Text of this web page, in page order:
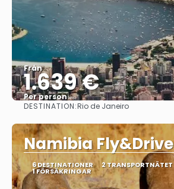
Från
1.639 €
Per person
Se
DESTINATION:Rio de Janeiro
Namibia Fly&Drive
6 DESTINATIONER 2 TRANSPORTNÄTET
1 FÖRSÄKRINGAR